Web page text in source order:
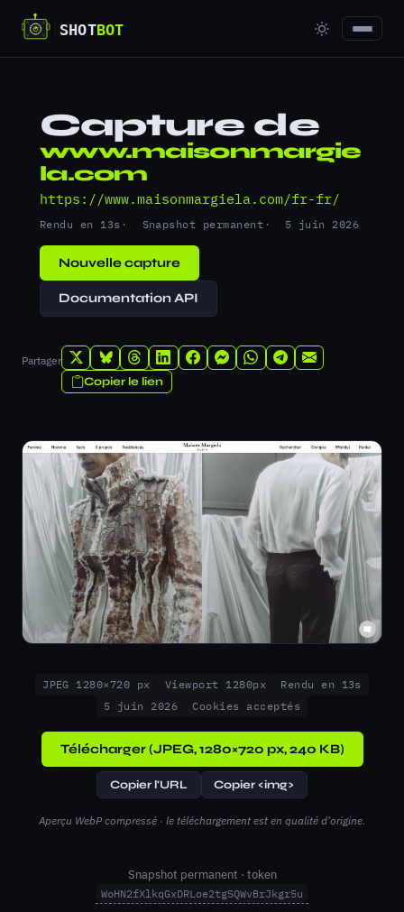
Capture de
www.maisonmargie
la.com
https://www.maisonmargiela.com/fr-fr/
Rendu en 13s Snapshot permanent 5 juin 2026
Nouvelle capture
Documentation API
Partager
Copier le lien
JPEG 1280×720 px Viewport 1280px
Rendu en 13s
5 juin 2026
Cookies acceptés
Télécharger (JPEG, 1280×720 px, 240 KB)
Copier l'URL Copier <img>
Aperçu WebP compressé · le téléchargement est en qualité d'origine.
Snapshot permanent · token
WoHN2fXlkqGxDRLoe2tgSQWvBrJkgr5u